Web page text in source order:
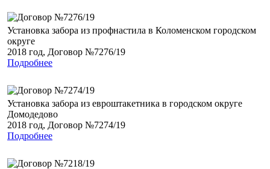
Установка забора из профнастила в Коломенском городском
округе
2018 год, Договор №7276/19
Подробнее
Установка забора из евроштакетника в городском округе
Домодедово
2018 год, Договор №7274/19
Подробнее